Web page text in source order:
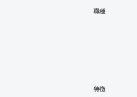
職種
特徴